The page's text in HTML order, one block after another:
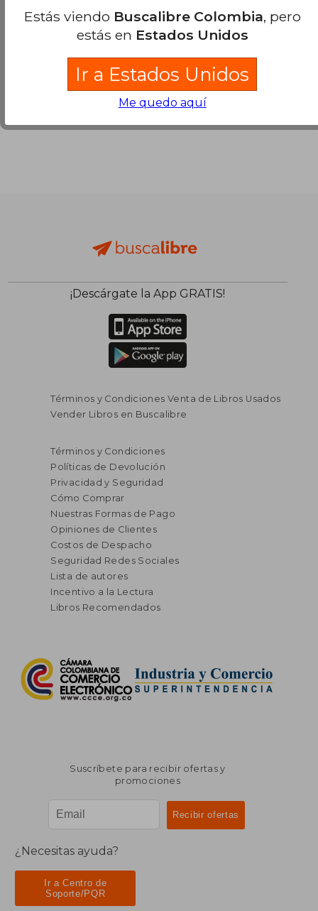
¡Descárgate la App GRATIS!
Términos y Condiciones Venta de Libros Usados
Vender Libros en Buscalibre
Términos y Condiciones
Políticas de Devolución
Privacidad y Seguridad
Cómo Comprar
Nuestras Formas de Pago
Opiniones de Clientes
Costos de Despacho
Seguridad Redes Sociales
Lista de autores
Incentivo a la Lectura
Libros Recomendados
Suscríbete para recibir ofertas y
promociones
¿Necesitas ayuda?
Ir a Centro de
Soporte/PQR
Estás viendo Buscalibre Colombia, pero
estás en Estados Unidos
Ir a Estados Unidos
Me quedo aquí